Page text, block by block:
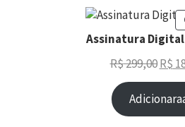
Assinatura Digital
R$299,00 R$